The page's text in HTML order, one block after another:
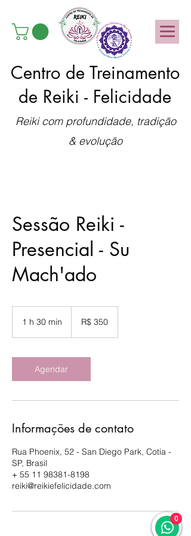
Centro de Treinamento
de Reiki - Felicidade
Reiki com profundidade, tradição
& evolução
Sessão Reiki -
Presencial - Su
Mach'ado
1 h 30 min
m
i
n
brasileiros
R$ 350
Agendar
Informações de contato
Rua Phoenix, 52 - San Diego Park, Cotia -
SP, Brasil
+ 55 11 98381-8198
reiki@reikiefelicidade.com
0